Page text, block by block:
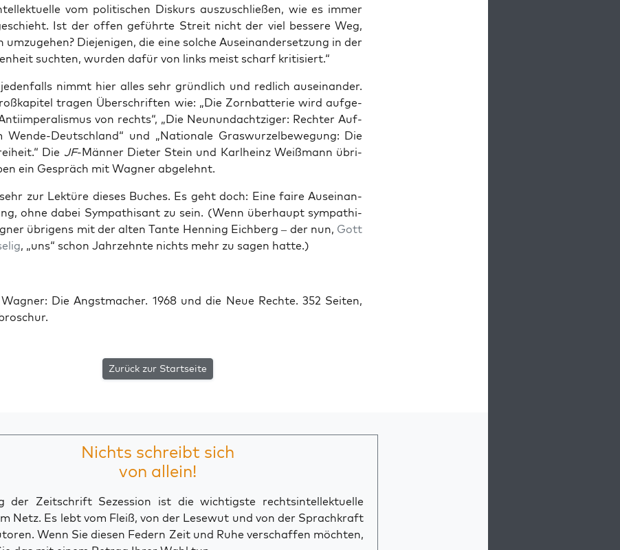
vom poli­ti­schen Dis­kurs aus­zu­schlie­ßen, wie es immer
Ist der offen geführ­te Streit nicht der viel bes­se­re Weg,
umzu­ge­hen? Die­je­ni­gen, die eine sol­che Aus­ein­an­der­set­zung in der
such­ten, wur­den dafür von links meist scharf kritisiert.“
nimmt hier alles sehr gründ­lich und red­lich aus­ein­an­der.
tra­gen Über­schrif­ten wie: „Die Zorn­bat­te­rie wird auf­ge­
von rechts“, „Die Neun­und­acht­zi­ger: Rech­ter Auf­
Wen­de-Deutsch­land“ und „Natio­na­le Gras­wur­zel­be­we­gung: Die
Die JF-Män­ner Die­ter Stein und Karl­heinz Weiß­mann übri­
ein Gespräch mit Wag­ner abgelehnt.
zur Lek­tü­re die­ses Buches. Es geht doch: Eine fai­re Aus­ein­an­
ohne dabei Sym­pa­thi­sant zu sein. (Wenn über­haupt sym­pa­thi­
übri­gens mit der alten Tan­te Hen­ning Eich­berg – der nun, Gott
, „uns“ schon Jahr­zehn­te nichts mehr zu sagen hatte.)
Die Angst­ma­cher. 1968 und die Neue Rech­te. 352 Sei­ten,
Zurück zur Startseite
Nichts schreibt sich
von allein!
der Zeitschrift Sezession ist die wichtigste rechtsintellektuelle
Netz. Es lebt vom Fleiß, von der Lesewut und von der Sprachkraft
Wenn Sie diesen Federn Zeit und Ruhe verschaffen möchten,